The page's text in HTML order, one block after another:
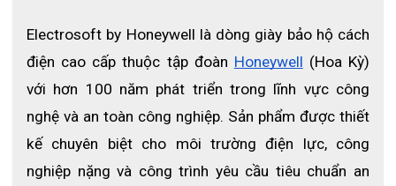
Găng tay cao su thiên nhiên Latex có màu be bên
ngoài mang lại tính cách điện tối ưu.
Độ dày khoảng 3,6 mm thì găng tay cao su cách
điện 2091942 ELECTROSOFT có thể cách dòng
điện xoay chiều tối đa 40KV.
Electrosoft by Honeywell là dòng giày bảo hộ cách
điện cao cấp thuộc tập đoàn Honeywell (Hoa Kỳ)
với hơn 100 năm phát triển trong lĩnh vực công
nghệ và an toàn công nghiệp. Sản phẩm được thiết
kế chuyên biệt cho môi trường điện lực, công
nghiệp nặng và công trình yêu cầu tiêu chuẩn an